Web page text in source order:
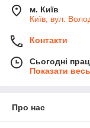
м. Київ
Київ, вул.
Контакти
Сьогодні
Показати
Про нас